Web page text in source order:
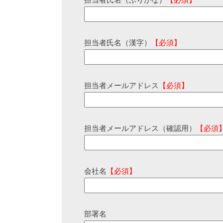
担当者氏名（漢字） 【必須】
担当者メールアドレス 【必須】
担当者メールアドレス（確認用） 【必須
会社名 【必須】
部署名